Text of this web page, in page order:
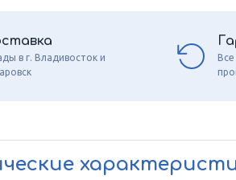
в г. Владивосток и